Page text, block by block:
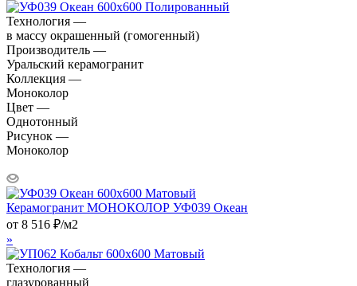
Технология —
в массу окрашенный (гомогенный)
Производитель —
Уральский керамогранит
Коллекция —
Моноколор
Цвет —
Однотонный
Рисунок —
Моноколор
Керамогранит МОНОКОЛОР УФ039 Океан
от 8 516 ₽/м2
»
Технология —
глазурованный